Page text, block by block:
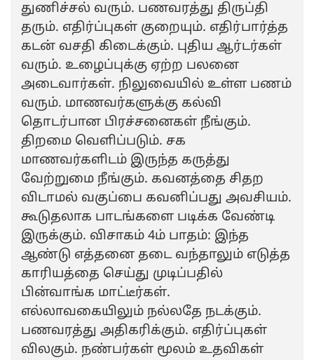
துணிச்சல் வரும். பணவரத்து திருப்தி
தரும். எதிர்ப்புகள் குறையும். எதிர்பார்த்த
கடன் வசதி கிடைக்கும். புதிய ஆர்டர்கள்
வரும். உழைப்புக்கு ஏற்ற பலனை
அடைவார்கள். நிலுவையில் உள்ள பணம்
வரும். மாணவர்களுக்கு கல்வி
தொடர்பான பிரச்சனைகள் நீங்கும்.
திறமை வெளிப்படும். சக
மாணவர்களிடம் இருந்த கருத்து
வேற்றுமை நீங்கும். கவனத்தை சிதற
விடாமல் வகுப்பை கவனிப்பது அவசியம்.
கூடுதலாக பாடங்களை படிக்க வேண்டி
இருக்கும். விசாகம் 4ம் பாதம்: இந்த
ஆண்டு எத்தனை தடை வந்தாலும் எடுத்த
காரியத்தை செய்து முடிப்பதில்
பின்வாங்க மாட்டீர்கள்.
எல்லாவகையிலும் நல்லதே நடக்கும்.
பணவரத்து அதிகரிக்கும். எதிர்ப்புகள்
விலகும். நண்பர்கள் மூலம் உதவிகள்